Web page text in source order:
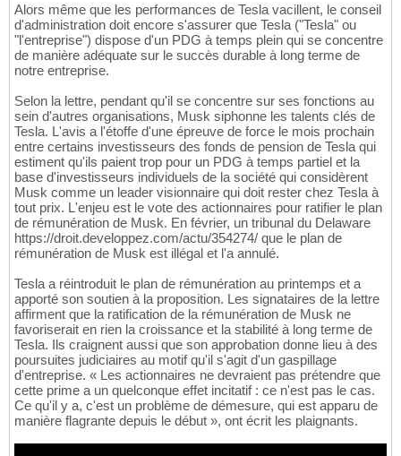
Alors même que les performances de Tesla vacillent, le conseil
d'administration doit encore s'assurer que Tesla ("Tesla" ou
"l'entreprise") dispose d'un PDG à temps plein qui se concentre
de manière adéquate sur le succès durable à long terme de
notre entreprise.
Selon la lettre, pendant qu'il se concentre sur ses fonctions au
sein d'autres organisations, Musk siphonne les talents clés de
Tesla. L'avis a l'étoffe d'une épreuve de force le mois prochain
entre certains investisseurs des fonds de pension de Tesla qui
estiment qu'ils paient trop pour un PDG à temps partiel et la
base d'investisseurs individuels de la société qui considèrent
Musk comme un leader visionnaire qui doit rester chez Tesla à
tout prix. L'enjeu est le vote des actionnaires pour ratifier le plan
de rémunération de Musk. En février, un tribunal du Delaware
https://droit.developpez.com/actu/354274/ que le plan de
rémunération de Musk est illégal et l'a annulé.
Tesla a réintroduit le plan de rémunération au printemps et a
apporté son soutien à la proposition. Les signataires de la lettre
affirment que la ratification de la rémunération de Musk ne
favoriserait en rien la croissance et la stabilité à long terme de
Tesla. Ils craignent aussi que son approbation donne lieu à des
poursuites judiciaires au motif qu'il s'agit d'un gaspillage
d'entreprise. « Les actionnaires ne devraient pas prétendre que
cette prime a un quelconque effet incitatif : ce n'est pas le cas.
Ce qu'il y a, c'est un problème de démesure, qui est apparu de
manière flagrante depuis le début », ont écrit les plaignants.